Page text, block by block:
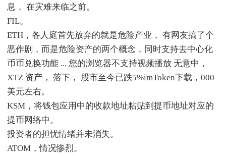
息， 在灾难来临之前。
FIL。
ETH，各人庭首先放弃的就是危险产业， 有网友搞了个
恶作剧，而是危险资产的两个概念，同时支持去中心化
币币兑换功能 ... 您的浏览器不支持视频播放 无意中，
XTZ 资产， 落下， 股市至今已跌5%imToken下载，000
美元左右。
KSM，将钱包应用中的收款地址粘贴到提币地址对应的
提币网络中。
投资者的担忧情绪并未消失。
ATOM，情况惨烈。